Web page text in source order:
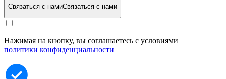
Связаться с намиСвязаться с нами
Нажимая на кнопку, вы соглашаетесь с условиями
политики конфиденциальности